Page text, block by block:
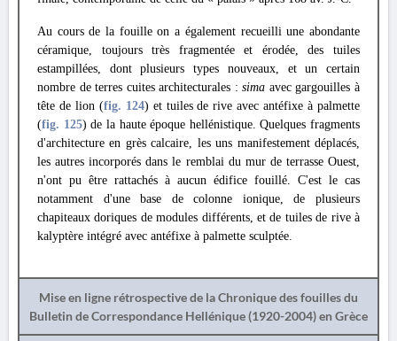
Au cours de la fouille on a également recueilli une abondante
céramique, toujours très fragmentée et érodée, des tuiles
estampillées, dont plusieurs types nouveaux, et un certain
nombre de terres cuites architecturales :sima avec gargouilles à
tête de lion (fig. 124) et tuiles de rive avec antéfixe à palmette
(fig. 125) de la haute époque hellénistique. Quelques fragments
d'architecture en grès calcaire, les uns manifestement déplacés,
les autres incorporés dans le remblai du mur de terrasse Ouest,
n'ont pu être rattachés à aucun édifice fouillé. C'est le cas
notamment d'une base de colonne ionique, de plusieurs
chapiteaux doriques de modules différents, et de tuiles de rive à
kalyptère intégré avec antéfixe à palmette sculptée.
Mise en ligne rétrospective de la Chronique des fouilles du
Bulletin de Correspondance Hellénique (1920-2004) en Grèce